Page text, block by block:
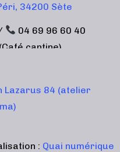
34200 Sète
04 69 96 60 40
cantine)
Lazarus 84 (atelier
: Quai numérique